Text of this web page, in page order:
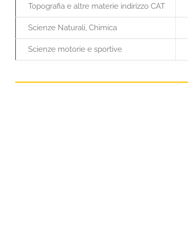
Topografia e altre materie indirizzo CAT
Scienze Naturali, Chimica
Scienze motorie e sportive